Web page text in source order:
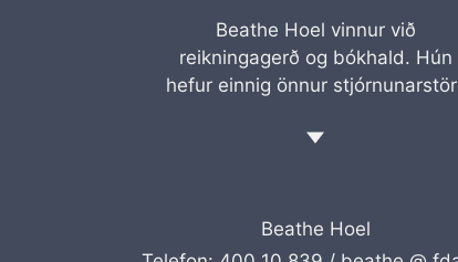
Beathe Hoel vinnur við
reikningagerð og bókhald. Hún
hefur einnig önnur
Beathe Hoel